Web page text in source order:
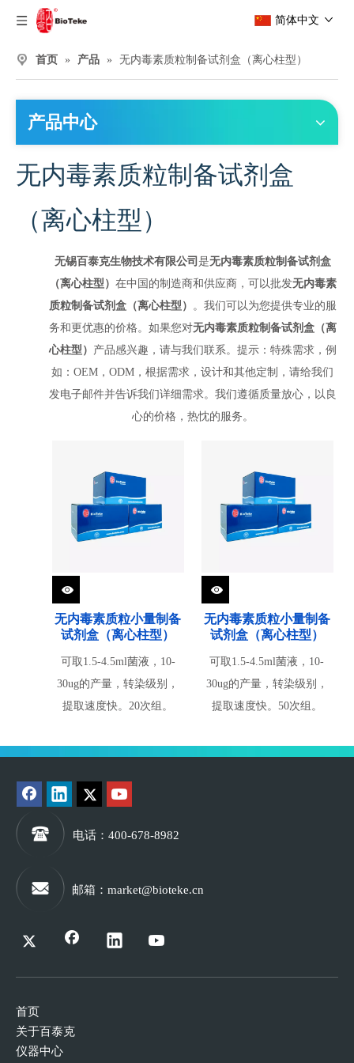
简体中文
首页 » 产品 » 无内毒素质粒制备试剂盒（离心柱型）
产品中心
无内毒素质粒制备试剂盒
（离心柱型）
无锡百泰克生物技术有限公司 是无内毒素质粒制备试剂盒
（离心柱型） 在中国的制造商和供应商，可以批发无内毒素
质粒制备试剂盒（离心柱型） 。我们可以为您提供专业的服
务和更优惠的价格。如果您对无内毒素质粒制备试剂盒（离
心柱型） 产品感兴趣，请与我们联系。提示：特殊需求，例
如：OEM，ODM，根据需求，设计和其他定制，请给我们
发电子邮件并告诉我们详细需求。我们遵循质量放心，以良
心的价格，热忱的服务。
无内毒素质粒小量制备
试剂盒（离心柱型）
可取1.5-4.5ml菌液，10-
30ug的产量，转染级别，
提取速度快。20次组。
无内毒素质粒小量制备
试剂盒（离心柱型）
可取1.5-4.5ml菌液，10-
30ug的产量，转染级别，
提取速度快。50次组。
电话 ：400-678-8982
邮箱 ： market@bioteke.cn
首页
关于百泰克
仪器中心